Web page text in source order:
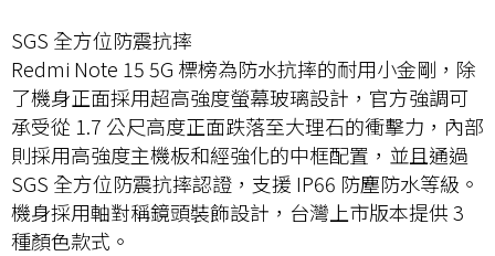
SGS 全方位防震抗摔
Redmi Note 15 5G 標榜為防水抗摔的耐用小金剛，除
了機身正面採用超高強度螢幕玻璃設計，官方強調可
承受從 1.7 公尺高度正面跌落至大理石的衝擊力，內部
則採用高強度主機板和經強化的中框配置，並且通過
SGS 全方位防震抗摔認證，支援 IP66 防塵防水等級。
機身採用軸對稱鏡頭裝飾設計，台灣上市版本提供 3
種顏色款式。